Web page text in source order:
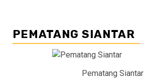
PEMATANG SIANTAR
Pematang Siantar